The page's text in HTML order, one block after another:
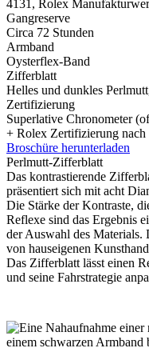
4131, Rolex
Gangreserve
Circa 72 Stunden
Armband
Oysterflex-Band
Zifferblatt
Helles und dunkles
Zertifizierung
Superlative Chronometer
+ Rolex Zertifizierung
Broschüre herunterladen
Perlmutt-Zifferblatt
Das kontrastierende
präsentiert sich mit acht
Die Stärke der Kontraste,
Reflexe sind das Ergebnis
der Auswahl des Materials.
von hauseigenen
Das Zifferblatt lässt einen
und seine Fahrstrategie